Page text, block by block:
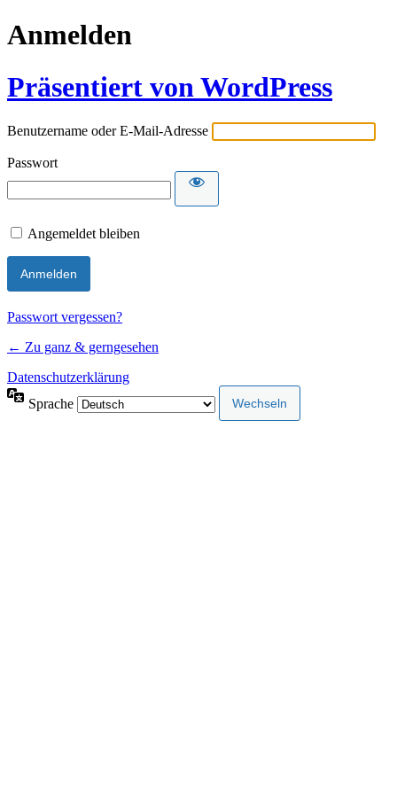
Anmelden
Präsentiert von WordPress
Benutzername oder E-Mail-Adresse
Passwort
Angemeldet bleiben
Passwort vergessen?
← Zu ganz & gerngesehen
Datenschutzerklärung
Sprache